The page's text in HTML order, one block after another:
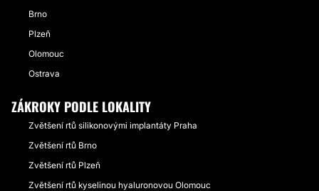
Brno
Plzeň
Olomouc
Ostrava
ZÁKROKY PODLE LOKALITY
Zvětšení rtů silikonovými implantáty Praha
Zvětšení rtů Brno
Zvětšení rtů Plzeň
Zvětšení rtů kyselinou hyaluronovou Olomouc